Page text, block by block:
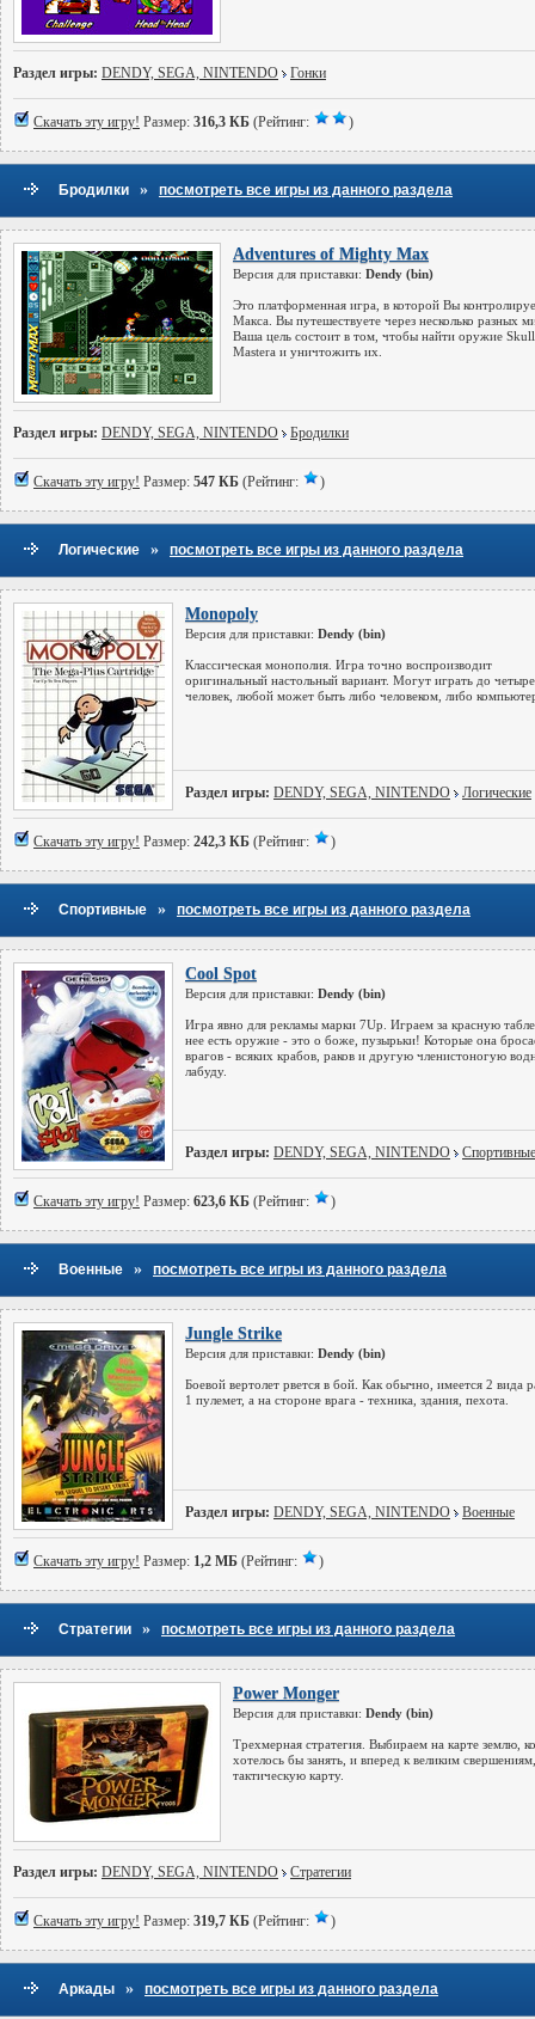
Раздел игры: DENDY, SEGA, NINTENDO Гонки
Скачать эту игру! Размер: 316,3 КБ (Рейтинг: )
Бродилки » посмотреть все игры из данного раздела
Adventures of Mighty Max
Версия для приставки: Dendy (bin)
Это платформенная игра, в которой Вы
Макса. Вы путешествуете через несколько разных
Ваша цель состоит в том, чтобы найти оружие Skull
Masterа и уничтожить их.
Раздел игры: DENDY, SEGA, NINTENDO Бродилки
Скачать эту игру! Размер: 547 КБ (Рейтинг: )
Логические » посмотреть все игры из данного раздела
Monopoly
Версия для приставки: Dendy (bin)
Классическая монополия. Игра точно воспроизводит
оригинальный настольный вариант. Могут играть до
человек, любой может быть либо человеком, либо
Раздел игры: DENDY, SEGA, NINTENDO Логические
Скачать эту игру! Размер: 242,3 КБ (Рейтинг: )
Спортивные » посмотреть все игры из данного раздела
Cool Spot
Версия для приставки: Dendy (bin)
Игра явно для рекламы марки 7Up. Играем за красную
нее есть оружие - это о боже, пузырьки! Которые она
врагов - всяких крабов, раков и другую членистоногую
лабуду.
Раздел игры: DENDY, SEGA, NINTENDO Спортивные
Скачать эту игру! Размер: 623,6 КБ (Рейтинг: )
Военные » посмотреть все игры из данного раздела
Jungle Strike
Версия для приставки: Dendy (bin)
Боевой вертолет рвется в бой. Как обычно, имеется 2 вида
1 пулемет, а на стороне врага - техника, здания, пехота.
Раздел игры: DENDY, SEGA, NINTENDO Военные
Скачать эту игру! Размер: 1,2 МБ (Рейтинг: )
Стратегии » посмотреть все игры из данного раздела
Power Monger
Версия для приставки: Dendy (bin)
Трехмерная стратегия. Выбираем на карте землю,
хотелось бы занять, и вперед к великим
тактическую карту.
Раздел игры: DENDY, SEGA, NINTENDO Стратегии
Скачать эту игру! Размер: 319,7 КБ (Рейтинг: )
Аркады » посмотреть все игры из данного раздела